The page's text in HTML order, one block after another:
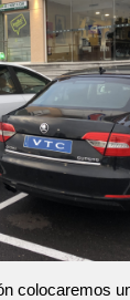
colocaremos